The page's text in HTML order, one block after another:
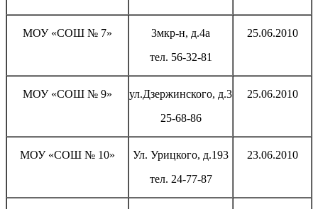
МОУ «СОШ № 7»
3мкр-н, д.4а
тел. 56-32-81
25.06.2010
МОУ «СОШ № 9»
ул.Дзержинского, д.3
25-68-86
25.06.2010
МОУ «СОШ № 10»
Ул. Урицкого, д.193
тел. 24-77-87
23.06.2010